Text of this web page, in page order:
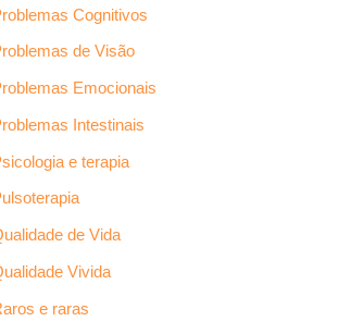
Cognitivos
de Visão
Emocionais
Intestinais
e terapia
de Vida
Vivida
e raras